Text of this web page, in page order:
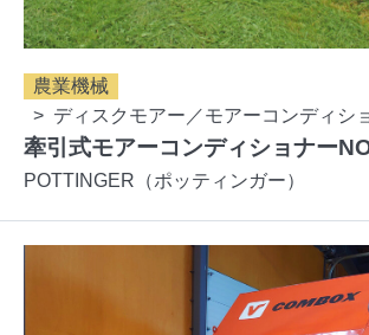
農業機械
ディスクモアー／モアーコンディシ
牽引式モアーコンディショナー
POTTINGER（ポッティンガー）